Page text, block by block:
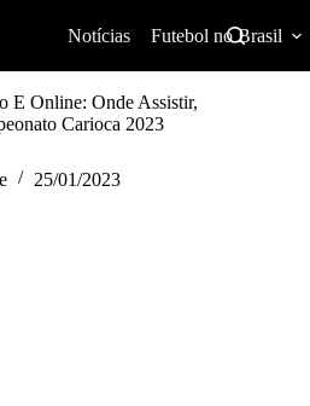
Notícias Futebol no Brasil
E Online: Onde Assistir,
Carioca 2023
25/01/2023